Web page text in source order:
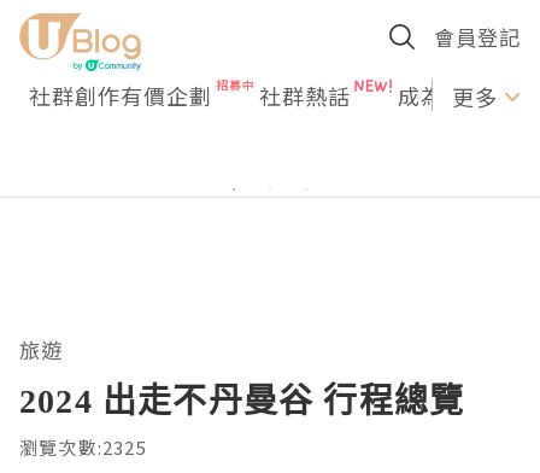
會員登記
社群創作有價企劃 社群熱話 成為U更多
旅遊
2024 出走不丹曼谷 行程總覽
瀏覽次數:2325